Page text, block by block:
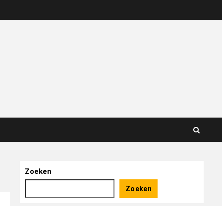
Zoeken
Zoeken